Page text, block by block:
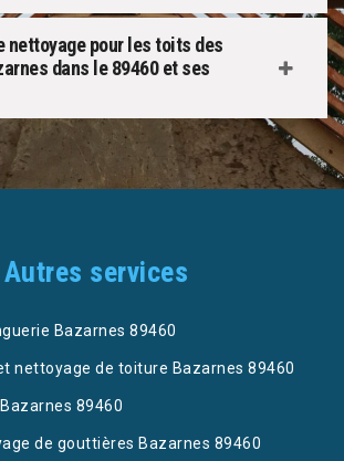
nettoyage pour les toits des
dans le 89460 et ses
Autres services
Bazarnes 89460
nettoyage de toiture Bazarnes 89460
89460
de gouttières Bazarnes 89460